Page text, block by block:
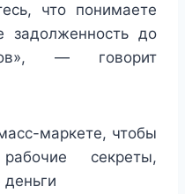
что понимаете
задолженность до
— говорит
маркете, чтобы
секреты,
деньги